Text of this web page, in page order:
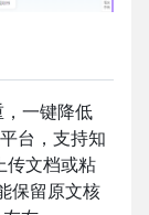
，一键降低
台，支持知
传文档或粘
保留原文核